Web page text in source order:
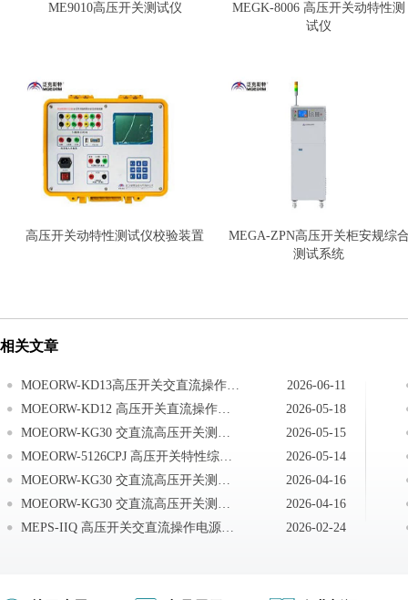
ME9010高压开关测试仪
MEGK-8006 高压开关动特性测
试仪
高压开关动特性测试仪校验装置
MEGA-ZPN高压开关柜安规综
测试系统
相关文章
MOEORW-KD13高压开关交直流操作电源交流电源操作
2026-06-11
MOEORW-KD12 高压开关直流操作电源现场接线
2026-05-18
MOEORW-KG30 交直流高压开关测试系统仪器送检说明
2026-05-15
MOEORW-5126CPJ 高压开关特性综合测试仪注意事项
2026-05-14
MOEORW-KG30 交直流高压开关测试系统技术答疑
2026-04-16
MOEORW-KG30 交直流高压开关测试系统测试现场常见技术问题及处理办法
2026-04-16
MEPS-IIQ 高压开关交直流操作电源现场接线
2026-02-24